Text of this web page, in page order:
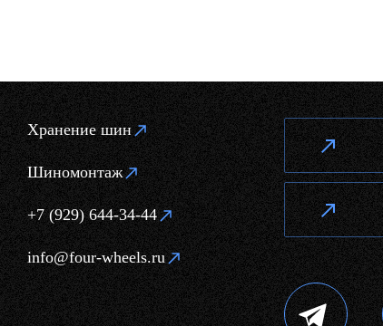
Хранение шин
Шиномонтаж
+7 (929) 644-34-44
info@four-wheels.ru